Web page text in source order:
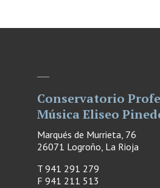
Conservatorio
Música Eliseo
Marqués de Murrieta, 76
26071 Logroño, La Rioja
T 941 291 279
F 941 211 513